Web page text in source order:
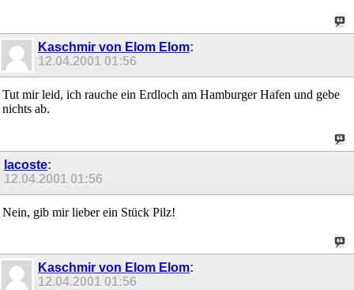
Kaschmir von Elom Elom:
12.04.2001 01:56
Tut mir leid, ich rauche ein Erdloch am Hamburger Hafen und gebe
nichts ab.
lacoste:
12.04.2001 01:56
Nein, gib mir lieber ein Stück Pilz!
Kaschmir von Elom Elom:
12.04.2001 01:56